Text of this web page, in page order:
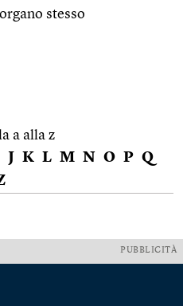
stesso
a alla z
J K L M N O P Q
PUBBLICITÀ